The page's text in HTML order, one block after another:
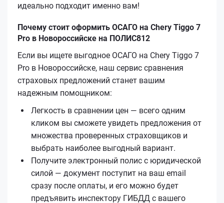
идеально подходит именно вам!
Почему стоит оформить ОСАГО на Chery Tiggo 7
Pro в Новороссийске на ПОЛИС812
Если вы ищете выгодное ОСАГО на Chery Tiggo 7
Pro в Новороссийске, наш сервис сравнения
страховых предложений станет вашим
надежным помощником:
Легкость в сравнении цен — всего одним
кликом вы сможете увидеть предложения от
множества проверенных страховщиков и
выбрать наиболее выгодный вариант.
Получите электронный полис с юридической
силой — документ поступит на ваш email
сразу после оплаты, и его можно будет
предъявить инспектору ГИБДД с вашего